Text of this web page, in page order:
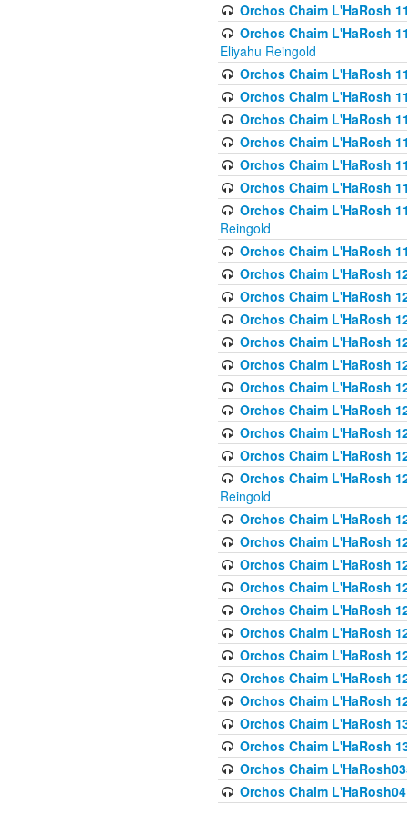
Orchos Chaim L'HaRosh
Orchos Chaim L'HaRosh
Eliyahu Reingold
Orchos Chaim L'HaRosh
Orchos Chaim L'HaRosh
Orchos Chaim L'HaRosh
Orchos Chaim L'HaRosh
Orchos Chaim L'HaRosh
Orchos Chaim L'HaRosh
Orchos Chaim L'HaRosh
Reingold
Orchos Chaim L'HaRosh
Orchos Chaim L'HaRosh
Orchos Chaim L'HaRosh
Orchos Chaim L'HaRosh
Orchos Chaim L'HaRosh
Orchos Chaim L'HaRosh
Orchos Chaim L'HaRosh
Orchos Chaim L'HaRosh
Orchos Chaim L'HaRosh
Orchos Chaim L'HaRosh
Orchos Chaim L'HaRosh
Reingold
Orchos Chaim L'HaRosh
Orchos Chaim L'HaRosh
Orchos Chaim L'HaRosh
Orchos Chaim L'HaRosh
Orchos Chaim L'HaRosh
Orchos Chaim L'HaRosh
Orchos Chaim L'HaRosh
Orchos Chaim L'HaRosh
Orchos Chaim L'HaRosh
Orchos Chaim L'HaRosh
Orchos Chaim L'HaRosh
Orchos Chaim
Orchos Chaim